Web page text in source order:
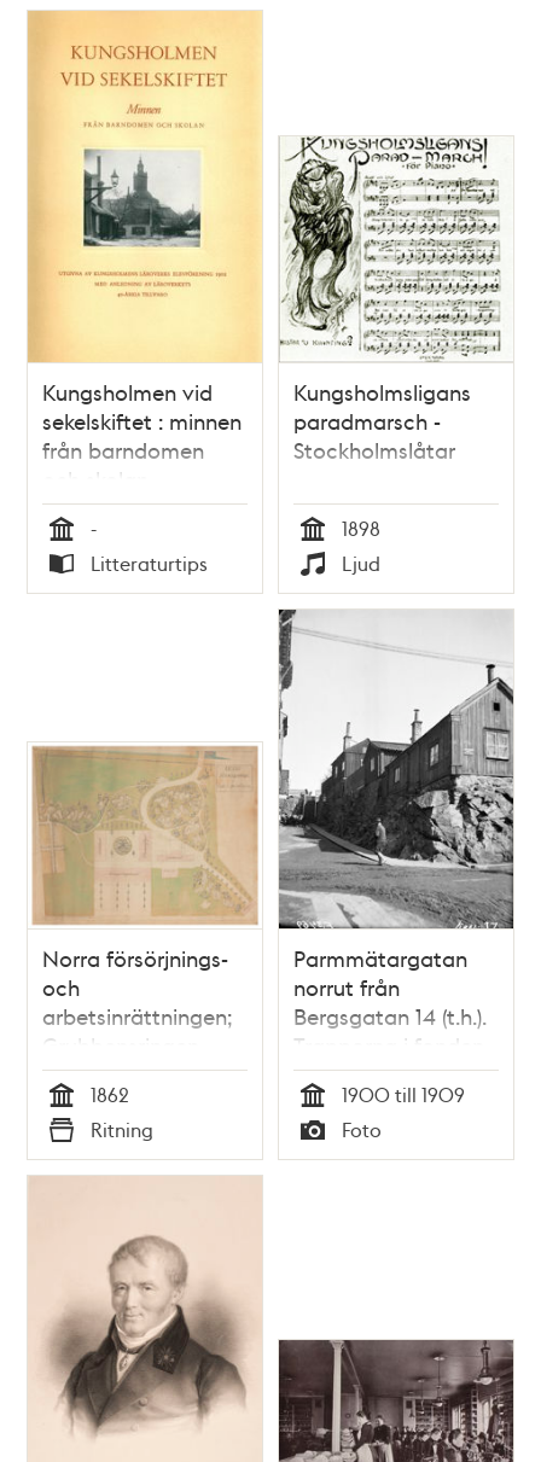
Kungsholmen vid
sekelskiftet : minnen
från barndomen
och skolan
Tid
-
Typ
Litteraturtips
Kungsholmsligans
paradmarsch -
Stockholmslåtar
Tid
1898
Typ
Ljud
Norra försörjnings-
och
arbetsinrättningen;
Grubbensringen
30A-32A
Tid
1862
Typ
Ritning
Parmmätargatan
norrut från
Bergsgatan 14 (t.h.).
Trapporna i fonden
leder till dåvarande
Lilla Västra
Kvarngränd, nu
Kungsklippan.
Tid
1900 till 1909
Typ
Foto